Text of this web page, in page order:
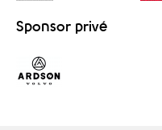
Sponsor privé